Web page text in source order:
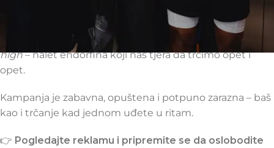
od Afromana. Novi stihovi, poput „I
was gonna sleep in late, but then I got high (on
running)“, savršeno opisuju osjećaj poznat kao
runner’s
high– nalet endorfina koji nas tjera da trčimo opet i
opet.
Kampanja je zabavna, opuštena i potpuno zarazna – baš
kao i trčanje kad jednom uđete u ritam.
👉 Pogledajte reklamu i pripremite se da oslobodite